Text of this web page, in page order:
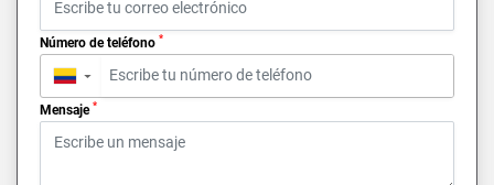
Número de teléfono *
▼
Mensaje *